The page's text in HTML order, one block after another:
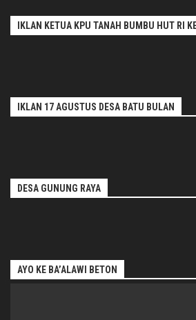
IKLAN KETUA KPU TANAH BUMBU HUT RI
IKLAN 17 AGUSTUS DESA BATU BULAN
DESA GUNUNG RAYA
AYO KE BA’ALAWI BETON